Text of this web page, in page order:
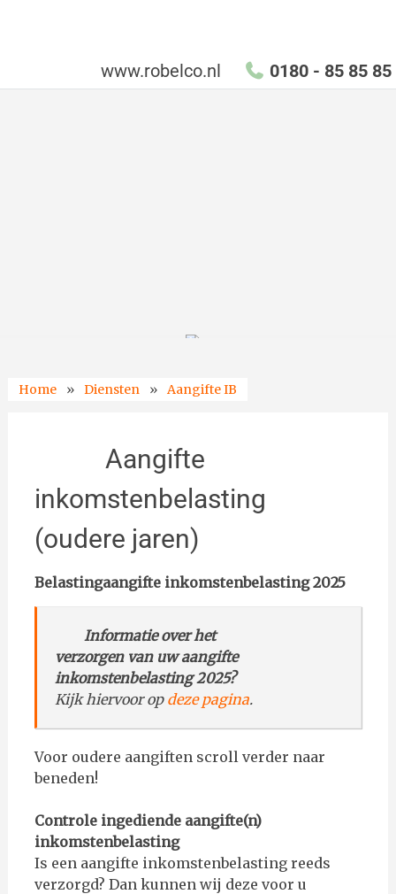
www.robelco.nl 0180 - 85 85 85
Home » Diensten » Aangifte IB
Aangifte
inkomstenbelasting
(oudere jaren)
Belastingaangifte inkomstenbelasting 2025
Informatie over het
verzorgen van uw aangifte
inkomstenbelasting 2025?
Kijk hiervoor op deze pagina.
Voor oudere aangiften scroll verder naar
beneden!
Controle ingediende aangifte(n)
inkomstenbelasting
Is een aangifte inkomstenbelasting reeds
verzorgd? Dan kunnen wij deze voor u